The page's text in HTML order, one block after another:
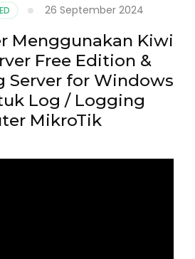
26 September 2024
Menggunakan Kiwi
Free Edition &
Server for Windows
Log / Logging
MikroTik